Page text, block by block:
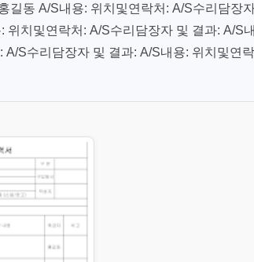
길동 A/S내용: 위치및연락처: A/S수리담장
치및연락처: A/S수리담장자 및 결과: A/S
S수리담장자 및 결과: A/S내용: 위치및연